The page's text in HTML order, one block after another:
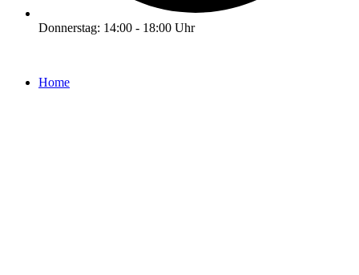
Donnerstag: 14:00 - 18:00 Uhr
Home